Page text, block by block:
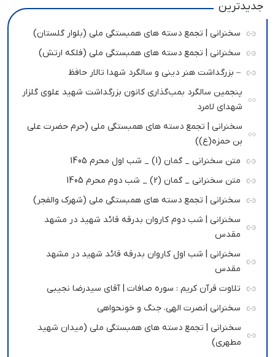
جدیدترین
سخنرانی | تجمع دسته های همبستگی ملی (بلوار گلستان)
سخنرانی | تجمع دسته های همبستگی ملی (فلکه ارتش)
– بزرگداشت هنر دینی و سالگرد شهدا تالار حافظ
پنجمین سالگرد بمب‌گذاری کانون بزرگداشت شهید علوی گلزار
شهدای لامرد
سخنرانی | تجمع دسته های همبستگی ملی (حرم حضرت علی
بن حمزه(ع))
متن سخنرانی _ گمان (1) _ شب اول محرم 1405
متن سخنرانی _ گمان (2) _ شب دوم محرم 1405
سخنرانی | تجمع دسته های همبستگی ملی (شهرک والفجر)
سخنرانی | شب دوم کاروان بدرقه قائد شهید در مشهد
مقدس
سخنرانی | شب اول کاروان بدرقه قائد شهید در مشهد
مقدس
تلاوت قرآن کریم : سوره صافات | آقای سیدرضا نجیبی
سخنرانی |نصرت الهی، جنگ و خونحواهی
سخنرانی | تجمع دسته های همبستگی ملی (میدان شهید
مطهری)